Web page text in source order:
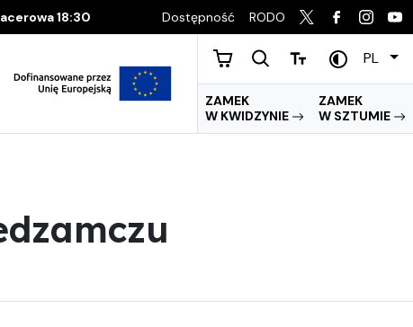
18:30 Dostępność RODO
PL
ZAMEK
W KWIDZYNIE
ZAMEK
W SZTUMIE